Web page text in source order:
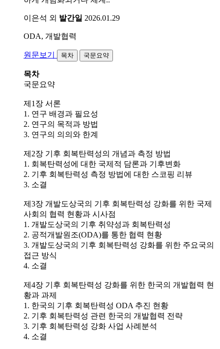
이은석 외 발간일 2026.01.29
ODA, 개발협력
원문보기 목차 국문요약
목차
국문요약
제1장 서론
1. 연구 배경과 필요성
2. 연구의 목적과 방법
3. 연구의 의의와 한계
제2장 기후 회복탄력성의 개념과 측정 방법
1. 회복탄력성에 대한 국제적 담론과 기후변화
2. 기후 회복탄력성 측정 방법에 대한 스코핑 리뷰
3. 소결
제3장 개발도상국의 기후 회복탄력성 강화를 위한 국제
사회의 협력 현황과 시사점
1. 개발도상국의 기후 취약성과 회복탄력성
2. 공적개발원조(ODA)를 통한 협력 현황
3. 개발도상국의 기후 회복탄력성 강화를 위한 주요국의
접근 방식
4. 소결
제4장 기후 회복탄력성 강화를 위한 한국의 개발협력 현
황과 과제
1. 한국의 기후 회복탄력성 ODA 추진 현황
2. 기후 회복탄력성 관련 한국의 개발협력 전략
3. 기후 회복탄력성 강화 사업 사례분석
4. 소결